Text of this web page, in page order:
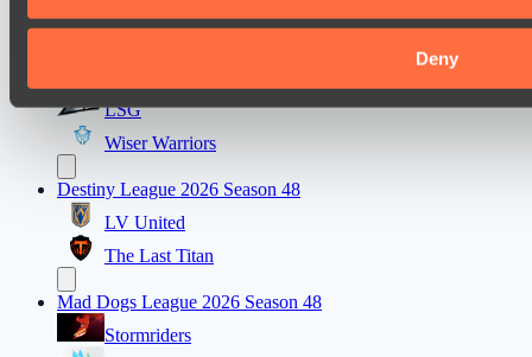
Deny
Lunar Vibes
LSG
Wiser Warriors
Destiny League 2026 Season 48
LV United
The Last Titan
Mad Dogs League 2026 Season 48
Stormriders